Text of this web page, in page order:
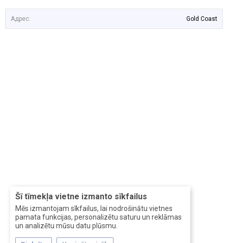
Šī tīmekļa vietne izmanto sīkfailus
Mēs izmantojam sīkfailus, lai nodrošinātu vietnes
pamata funkcijas, personalizētu saturu un reklāmas
un analizētu mūsu datu plūsmu.
Адрес: Gold Coast